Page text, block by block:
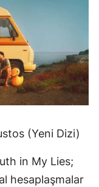
(Yeni Dizi)
in My Lies;
hesaplaşmalar